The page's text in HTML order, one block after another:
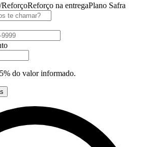
Reforço na entregaPlano Safra
do valor informado.